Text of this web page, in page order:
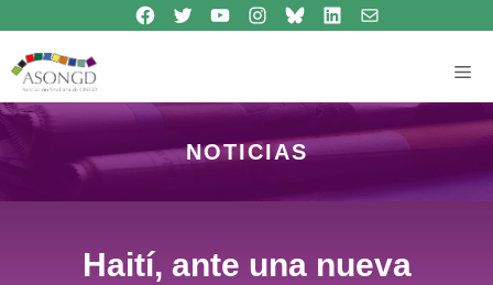
contenido
Síguenos en Facebook
Síguenos en TwitterSíguenos en Youtube
Síguenos en Instagram
Bluesky
Síguenos en Linkedincontacto
NOTICIAS
Haití, ante una nueva